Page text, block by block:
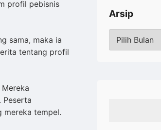
profil pebisnis
sama, maka ia
tentang profil
Peserta
mereka tempel.
Arsip